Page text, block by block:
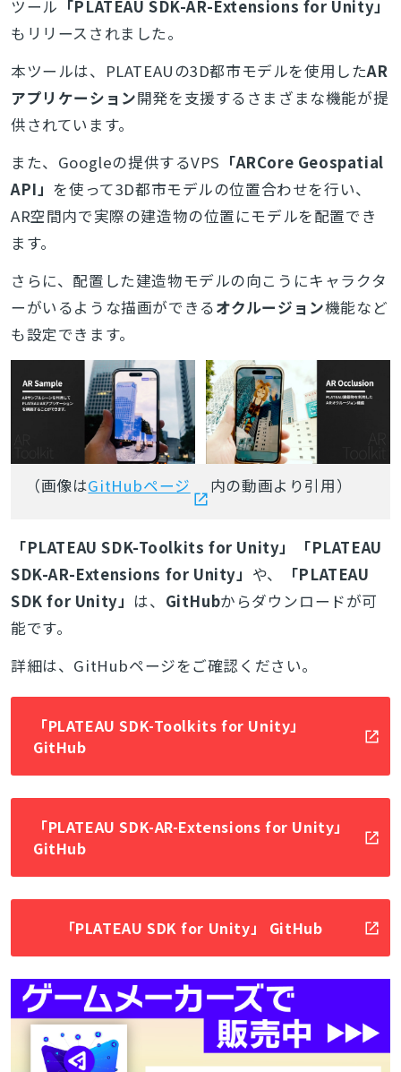
ツール 「PLATEAU SDK-AR-Extensions for Unity」
もリリースされました。
本ツールは、PLATEAUの3D都市モデルを使用したAR
アプリケーション開発を支援するさまざまな機能が提
供されています。
また、Googleの提供するVPS 「ARCore Geospatial
API」 を使って3D都市モデルの位置合わせを行い、
AR空間内で実際の建造物の位置にモデルを配置でき
ます。
さらに、配置した建造物モデルの向こうにキャラクタ
ーがいるような描画ができるオクルージョン機能など
も設定できます。
（画像はGitHubページ 内の動画より引用）
「PLATEAU SDK-Toolkits for Unity」「PLATEAU
SDK-AR-Extensions for Unity」 や、
「PLATEAU
SDK for Unity」 は、 GitHubからダウンロードが可
能です。
詳細は、GitHubページをご確認ください。
「PLATEAU SDK-Toolkits for Unity」
GitHub
「PLATEAU SDK-AR-Extensions for Unity」
GitHub
「PLATEAU SDK for Unity」 GitHub